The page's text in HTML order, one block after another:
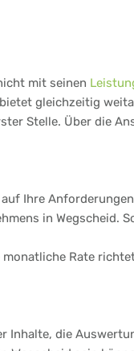
mit seinen
gleichzeitig
Stelle. Über die
Ihre
in Wegscheid.
Rate
Inhalte, die